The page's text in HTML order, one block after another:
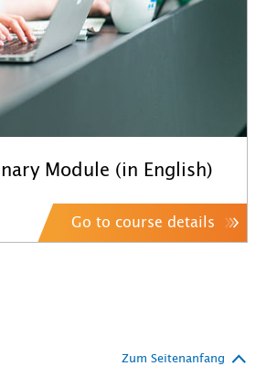
Module (in English)
Go to course details
Zum Seitenanfang